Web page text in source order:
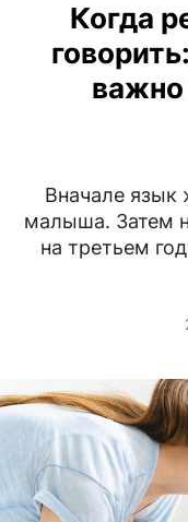
Когда
важно
Вначале язык
малыша. Затем
на третьем